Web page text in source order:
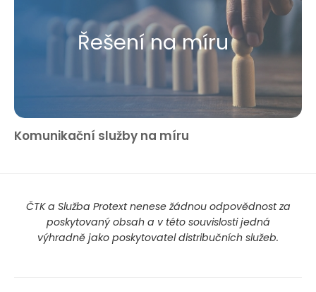
Řešení na míru
Komunikační služby na míru
ČTK a Služba Protext nenese žádnou odpovědnost za
poskytovaný obsah a v této souvislosti jedná
výhradně jako poskytovatel distribučních služeb.